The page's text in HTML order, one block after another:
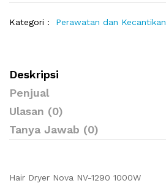
Kategori : Perawatan dan Kecantikan
Deskripsi
Penjual
Ulasan (0)
Tanya Jawab (0)
Hair Dryer Nova NV-1290 1000W